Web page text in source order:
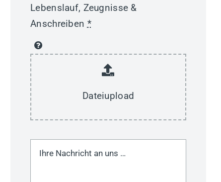
Lebenslauf, Zeugnisse &
Anschreiben *
Dateiupload